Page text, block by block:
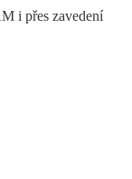
i přes zavedení